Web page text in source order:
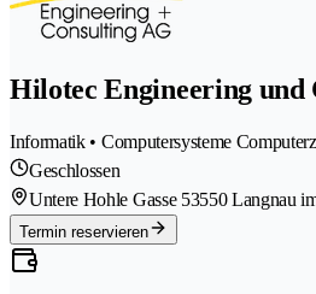
Hilotec Engineering und
Informatik • Computersysteme
Geschlossen
Untere Hohle Gasse 53550 Langnau
Termin reservieren